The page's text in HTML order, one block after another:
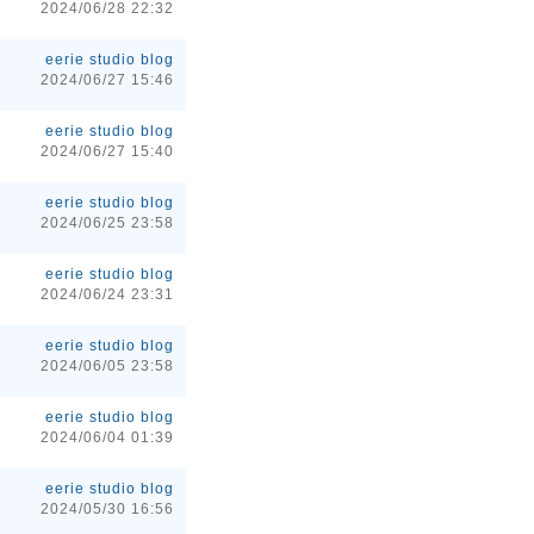
2024/06/28 22:32
eerie studio blog
2024/06/27 15:46
eerie studio blog
2024/06/27 15:40
eerie studio blog
2024/06/25 23:58
eerie studio blog
2024/06/24 23:31
eerie studio blog
2024/06/05 23:58
eerie studio blog
2024/06/04 01:39
eerie studio blog
2024/05/30 16:56